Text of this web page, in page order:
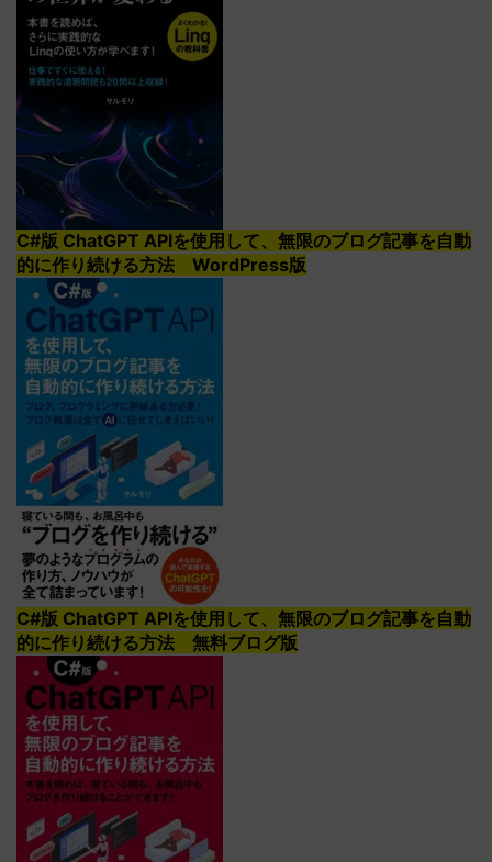
C#版 ChatGPT APIを使用して、無限のブログ記事を自動
的に作り続ける方法 WordPress版
C#版 ChatGPT APIを使用して、無限のブログ記事を自動
的に作り続ける方法 無料ブログ版